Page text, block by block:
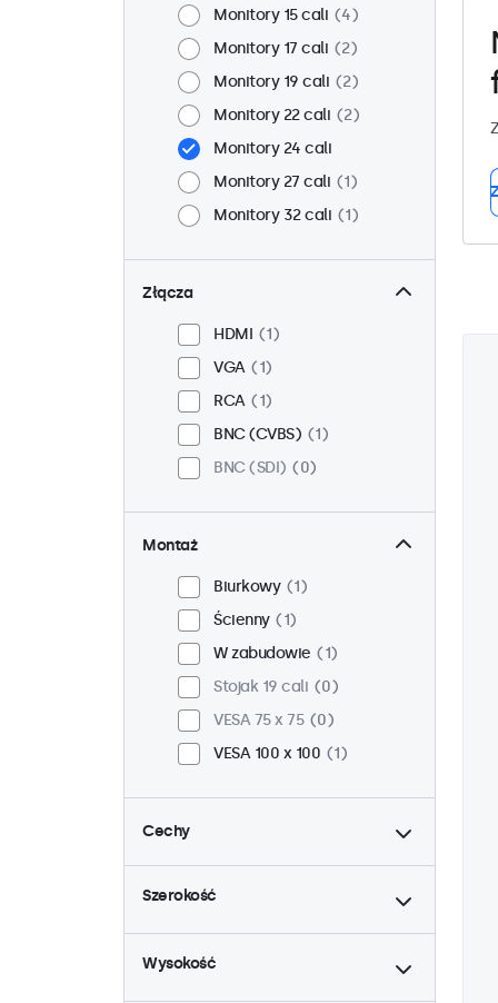
Monitory 15 cali
4
Monitory 17 cali
2
Monitory 19 cali
2
Monitory 22 cali
2
Monitory 24 cali
Monitory 27 cali
1
Monitory 32 cali
1
Złącza
HDMI
1
VGA
1
RCA
1
BNC (CVBS)
1
BNC (SDI)
0
Montaż
Biurkowy
1
Ścienny
1
W zabudowie
1
Stojak 19 cali
0
VESA 75 x 75
0
VESA 100 x 100
1
Cechy
4:3 / 5:4
0
9-36 woltów
Ściemnianie
1
Odtwarzacz multimedialny
Szerokość
Wysokość